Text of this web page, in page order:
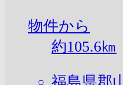
物件から
約105.6㎞